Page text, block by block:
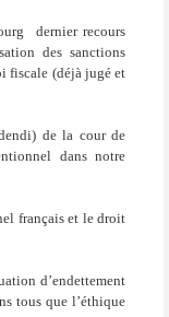
dernier recours
des sanctions
fiscale (déjà jugé et
de la cour de
dans notre
français et le droit
d’endettement
tous que l’éthique